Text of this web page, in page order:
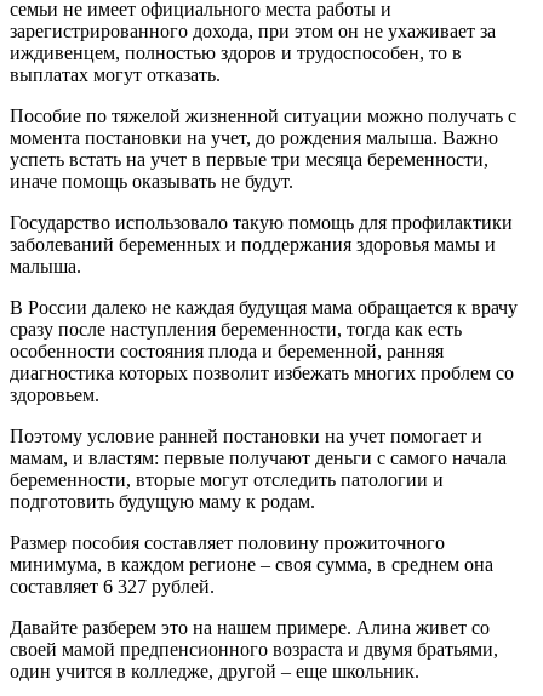
семьи не имеет официального места работы и
зарегистрированного дохода, при этом он не ухаживает за
иждивенцем, полностью здоров и трудоспособен, то в
выплатах могут отказать.
Пособие по тяжелой жизненной ситуации можно получать с
момента постановки на учет, до рождения малыша. Важно
успеть встать на учет в первые три месяца беременности,
иначе помощь оказывать не будут.
Государство использовало такую помощь для профилактики
заболеваний беременных и поддержания здоровья мамы и
малыша.
В России далеко не каждая будущая мама обращается к врачу
сразу после наступления беременности, тогда как есть
особенности состояния плода и беременной, ранняя
диагностика которых позволит избежать многих проблем со
здоровьем.
Поэтому условие ранней постановки на учет помогает и
мамам, и властям: первые получают деньги с самого начала
беременности, вторые могут отследить патологии и
подготовить будущую маму к родам.
Размер пособия составляет половину прожиточного
минимума, в каждом регионе – своя сумма, в среднем она
составляет 6 327 рублей.
Давайте разберем это на нашем примере. Алина живет со
своей мамой предпенсионного возраста и двумя братьями,
один учится в колледже, другой – еще школьник.